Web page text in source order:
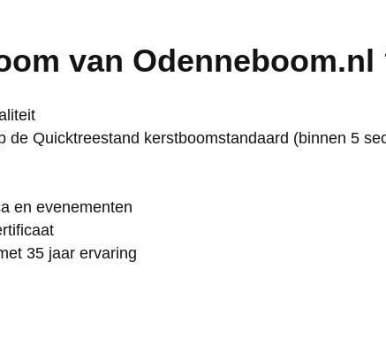
van Odenneboom.nl
de Quicktreestand kerstboomstandaard (binnen 5
en evenementen
35 jaar ervaring